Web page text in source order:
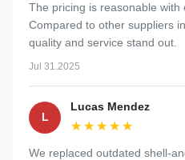
The pricing is reasonable with
Compared to other suppliers
quality and service stand out.
Jul 31.2025
L
Lucas Mendez
★★★★★
★★★★★
We replaced outdated shell-